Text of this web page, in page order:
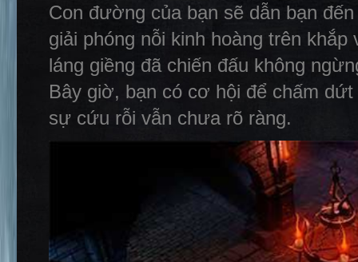
Con đường của bạn sẽ dẫn bạn
giải phóng nỗi kinh hoàng trên
láng giềng đã chiến đấu không
Bây giờ, bạn có cơ hội để chấm
sự cứu rỗi vẫn chưa rõ ràng.